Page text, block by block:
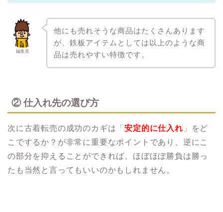
編集長
他にも売れそうな商品はたくさんあります
が、鉄板アイテムとしては以上のような商
品は売れやすい特徴です。
② 仕入れ先の選び方
次に古着転売の成功のカギは「安定的に仕入れ 」をど
こでするか？が非常に重要なポイントであり、逆にこ
の部分を抑えることができれば、ほぼほぼ勝負は勝っ
たも当然と言ってもいいのかもしれません。